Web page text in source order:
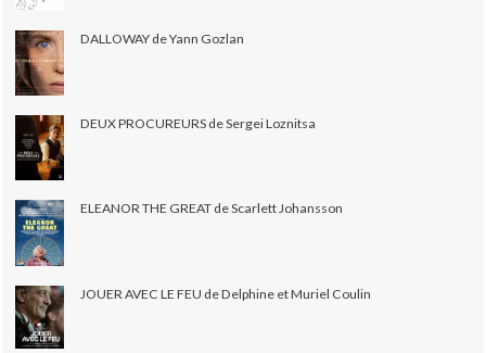
DALLOWAY de Yann Gozlan
DEUX PROCUREURS de Sergei Loznitsa
ELEANOR THE GREAT de Scarlett Johansson
JOUER AVEC LE FEU de Delphine et Muriel Coulin